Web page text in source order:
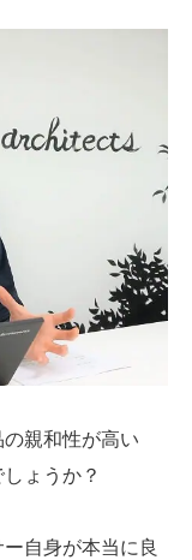
親和性が高い
ょうか？
自身が本当に良